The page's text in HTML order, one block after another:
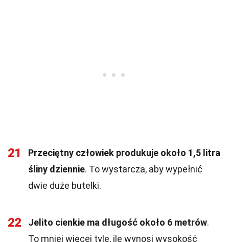
21
Przeciętny człowiek produkuje około 1,5 litra
śliny dziennie. To wystarcza, aby wypełnić
dwie duże butelki.
22 Jelito cienkie ma długość około 6 metrów.
To mniej więcej tyle, ile wynosi wysokość